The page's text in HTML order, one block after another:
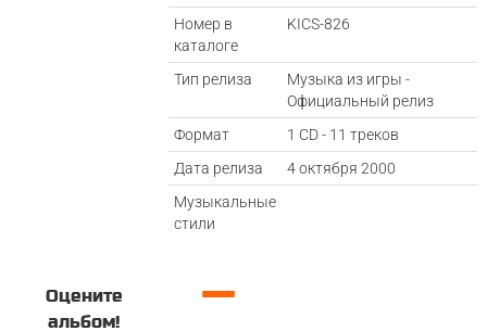
Номер в
каталоге
KICS-826
Тип релиза
Музыка из игры -
Официальный релиз
Формат
1 CD - 11 треков
Дата релиза
4 октября 2000
Музыкальные
стили
Оцените
альбом!
—